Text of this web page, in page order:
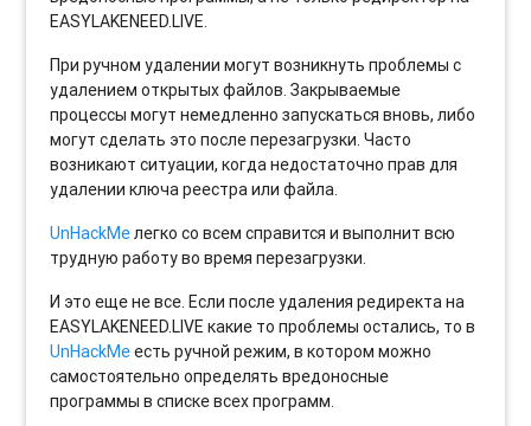
EASYLAKENEED.LIVE.
При ручном удалении могут возникнуть проблемы с
удалением открытых файлов. Закрываемые
процессы могут немедленно запускаться вновь, либо
могут сделать это после перезагрузки. Часто
возникают ситуации, когда недостаточно прав для
удалении ключа реестра или файла.
UnHackMeлегко со всем справится и выполнит всю
трудную работу во время перезагрузки.
И это еще не все. Если после удаления редиректа на
EASYLAKENEED.LIVE какие то проблемы остались, то в
UnHackMeесть ручной режим, в котором можно
самостоятельно определять вредоносные
программы в списке всех программ.